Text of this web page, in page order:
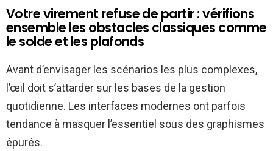
Votre virement refuse de partir : vérifions
ensemble les obstacles classiques comme
le solde et les plafonds
Avant d’envisager les scénarios les plus complexes,
l’œil doit s’attarder sur les bases de la gestion
quotidienne. Les interfaces modernes ont parfois
tendance à masquer l’essentiel sous des graphismes
épurés.